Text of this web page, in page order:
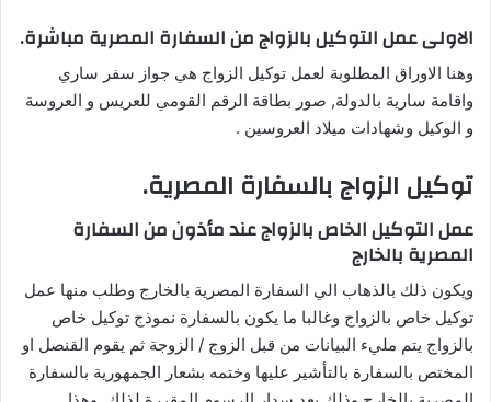
الاولى عمل التوكيل بالزواج من السفارة المصرية مباشرة.
وهنا الاوراق المطلوبة لعمل توكيل الزواج هي جواز سفر ساري
واقامة سارية بالدولة, صور بطاقة الرقم القومي للعريس و العروسة
و الوكيل وشهادات ميلاد العروسين .
توكيل الزواج بالسفارة المصرية.
عمل التوكيل الخاص بالزواج عند مأذون من السفارة
المصرية بالخارج
ويكون ذلك بالذهاب الي السفارة المصرية بالخارج وطلب منها عمل
توكيل خاص بالزواج وغالبا ما يكون بالسفارة نموذج توكيل خاص
بالزواج يتم مليء البيانات من قبل الزوج / الزوجة ثم يقوم القنصل او
المختص بالسفارة بالتأشير عليها وختمه بشعار الجمهورية بالسفارة